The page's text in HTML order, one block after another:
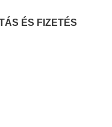
ÉS FIZETÉS